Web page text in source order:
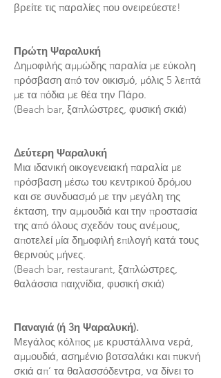
βρείτε τις παραλίες που ονειρεύεστε!
Πρώτη Ψαραλυκή
Δημοφιλής αμμώδης παραλία με εύκολη
πρόσβαση από τον οικισμό, μόλις 5 λεπτά
με τα πόδια με θέα την Πάρο.
(Beach bar, ξαπλώστρες, φυσική σκιά)
Δεύτερη Ψαραλυκή
Μια ιδανική οικογενειακή παραλία με
πρόσβαση μέσω του κεντρικού δρόμου
και σε συνδυασμό με την μεγάλη της
έκταση, την αμμουδιά και την προστασία
της από όλους σχεδόν τους ανέμους,
αποτελεί μία δημοφιλή επιλογή κατά τους
θερινούς μήνες.
(Beach bar, restaurant, ξαπλώστρες,
θαλάσσια παιχνίδια, φυσική σκιά)
Παναγιά (ή 3η Ψαραλυκή).
Μεγάλος κόλπος με κρυστάλλινα νερά,
αμμουδιά, ασημένιο βοτσαλάκι και πυκνή
σκιά απ’ τα θαλασσόδεντρα, να δίνει το